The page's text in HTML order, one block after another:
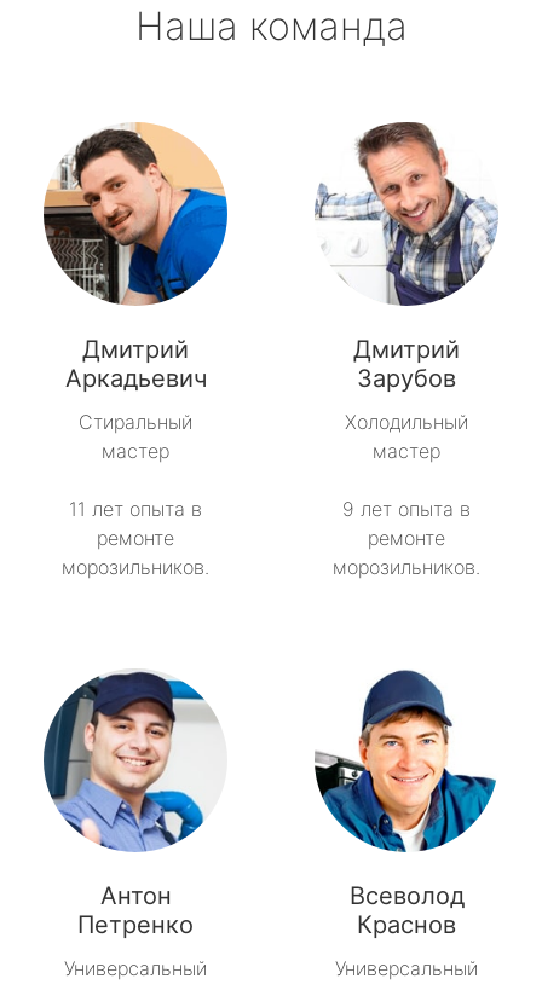
Наша команда
Дмитрий
Аркадьевич
Стиральный
мастер
11 лет опыта в
ремонте
морозильников.
Дмитрий
Зарубов
Холодильный
мастер
9 лет опыта в
ремонте
морозильников.
Антон
Петренко
Универсальный
Всеволод
Краснов
Универсальный